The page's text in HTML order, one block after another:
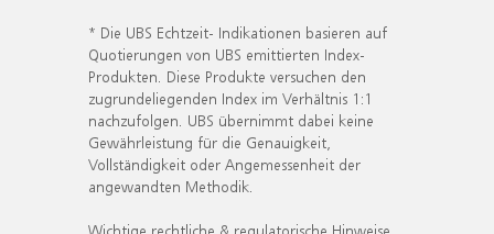
* Die UBS Echtzeit- Indikationen basieren auf
Quotierungen von UBS emittierten Index-
Produkten. Diese Produkte versuchen den
zugrundeliegenden Index im Verhältnis 1:1
nachzufolgen. UBS übernimmt dabei keine
Gewährleistung für die Genauigkeit,
Vollständigkeit oder Angemessenheit der
angewandten Methodik.